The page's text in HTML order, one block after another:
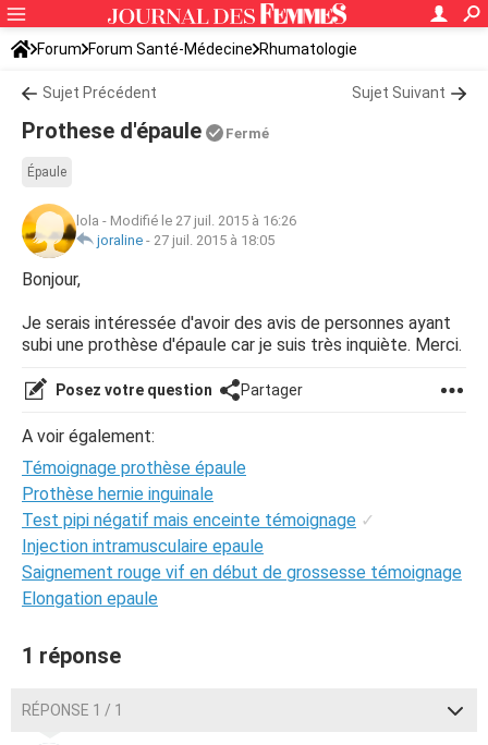
Forum Forum Santé-Médecine Rhumatologie
Sujet Précédent Sujet Suivant
Prothese d'épaule Fermé
Épaule
lola - Modifié le 27 juil. 2015 à 16:26
joraline - 27 juil. 2015 à 18:05
Bonjour,
Je serais intéressée d'avoir des avis de personnes ayant
subi une prothèse d'épaule car je suis très inquiète. Merci.
Posez votre question Partager
A voir également:
Témoignage prothèse épaule
Prothèse hernie inguinale
Test pipi négatif mais enceinte témoignage ✓
Injection intramusculaire epaule
Saignement rouge vif en début de grossesse témoignage
Elongation epaule
1 réponse
RÉPONSE 1 / 1